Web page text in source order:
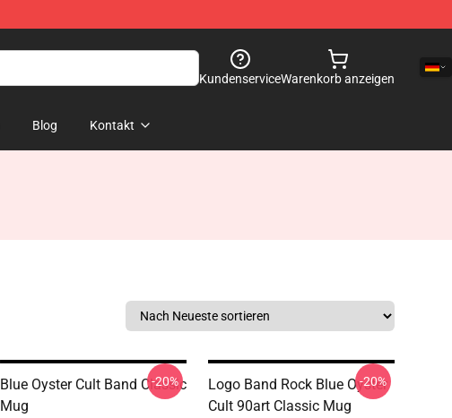
KundenserviceWarenkorb anzeigen
Blog Kontakt
Blue Oyster Cult Band Classic
Mug
-20%
Logo Band Rock Blue Oyster
Cult 90art Classic Mug
-20%